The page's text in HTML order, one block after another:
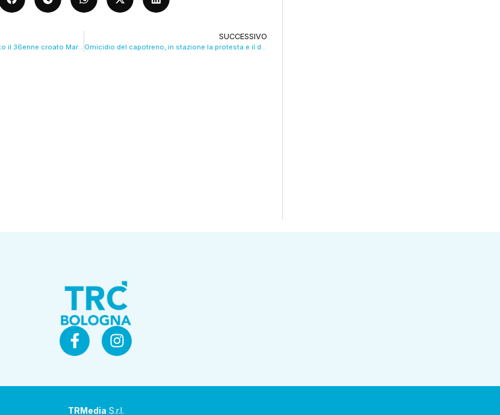
Omicidio in stazione, arrestato il 36enne croato Marin Jelenic. VIDEO
SUCCESSIVO
Omicidio del capotreno, in stazione la protesta e il dolore dei ferrovieri. VIDEO
TRMedia S.r.l.